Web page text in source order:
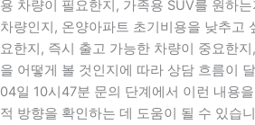
용 차량이 필요한지, 가족용 SUV를 원하
차량인지, 온양아파트 초기비용을 낮추고
요한지, 즉시 출고 가능한 차량이 중요한
을 어떻게 볼 것인지에 따라 상담 흐름이
04일 10시47분 문의 단계에서 이런 내용
적 방향을 확인하는 데 도움이 될 수 있습